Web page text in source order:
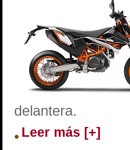
delantera.
Leer más [+]